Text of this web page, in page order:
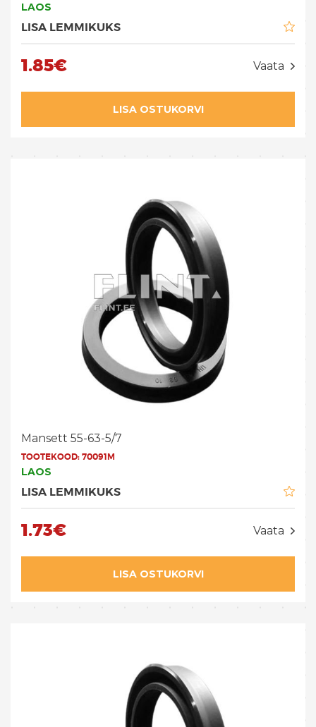
LAOS
LISA LEMMIKUKS
1.85€ Vaata
LISA OSTUKORVI
Mansett 55-63-5/7
TOOTEKOOD:70091M
LAOS
LISA LEMMIKUKS
1.73€ Vaata
LISA OSTUKORVI